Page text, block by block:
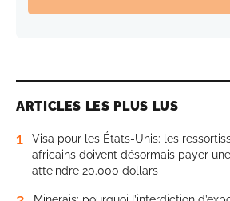
ARTICLES LES PLUS LUS
1
Visa pour les États-Unis: les
africains doivent désormais payer
atteindre 20.000 dollars